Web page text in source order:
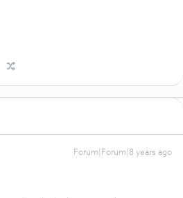
Forum|Forum|8 years ago